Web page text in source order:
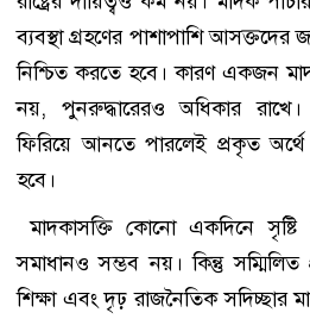
ব্যবস্থা গ্রহণের পাশাপাশি আসক্তদের
নিশ্চিত করতে হবে। কারণ একজন
নয়, পুনরুদ্ধারেরও অধিকার
ফিরিয়ে আনতে পারলেই প্রকৃত
হবে।
মাদকাসক্তি কোনো একদিনে
সমাধানও সম্ভব নয়। কিন্তু সম্মিলিত
শিক্ষা এবং দৃঢ় রাজনৈতিক সদিচ্ছার